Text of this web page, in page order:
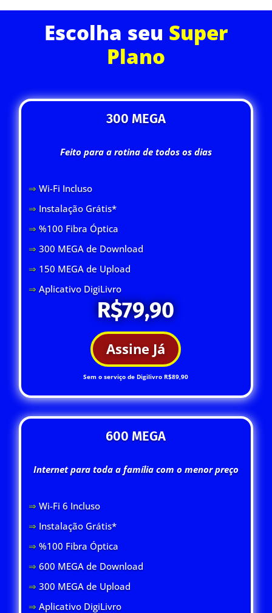
Escolha seu Super
Plano
300 MEGA
Feito para a rotina de todos os dias
⇒ Wi-Fi Incluso
⇒ Instalação Grátis*
⇒ %100 Fibra Óptica
⇒ 300 MEGA de Download
⇒ 150 MEGA de Upload
⇒Aplicativo DigiLivro
R$79,90
Assine Já
Sem o serviço de Digilivro R$89,90
600 MEGA
Internet para toda a família com o menor preço
⇒ Wi-Fi 6 Incluso
⇒ Instalação Grátis*
⇒ %100 Fibra Óptica
⇒ 600 MEGA de Download
⇒300 MEGA de Upload
⇒Aplicativo DigiLivro